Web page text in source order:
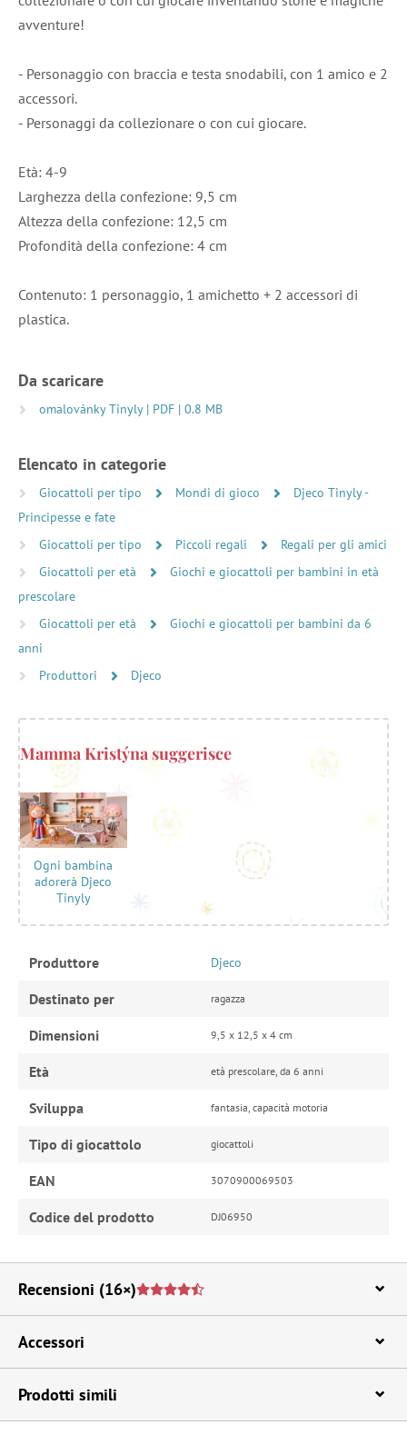
avventure!
- Personaggio con braccia e testa snodabili, con 1 amico e 2
accessori.
- Personaggi da collezionare o con cui giocare.
Età: 4-9
Larghezza della confezione: 9,5 cm
Altezza della confezione: 12,5 cm
Profondità della confezione: 4 cm
Contenuto: 1 personaggio, 1 amichetto + 2 accessori di
plastica.
Da scaricare
omalovánky Tinyly | PDF | 0.8 MB
Elencato in categorie
Giocattoli per tipo Mondi di gioco
Djeco Tinyly -
Principesse e fate
Giocattoli per tipo
Piccoli regali
Regali per gli amici
Giocattoli per età
Giochi e giocattoli per bambini in età
prescolare
Giocattoli per età
Giochi e giocattoli per bambini da 6
anni
Produttori
Djeco
Mamma Kristýna suggerisce
Ogni bambina
adorerà Djeco
Tinyly
Produttore Djeco
Destinato per ragazza
Dimensioni 9,5 x 12,5 x 4 cm
Età età prescolare, da 6 anni
Sviluppa fantasia, capacità motoria
Tipo di giocattolo giocattoli
EAN 3070900069503
Codice del prodotto DJ06950
Recensioni (16×)
Accessori
Prodotti simili